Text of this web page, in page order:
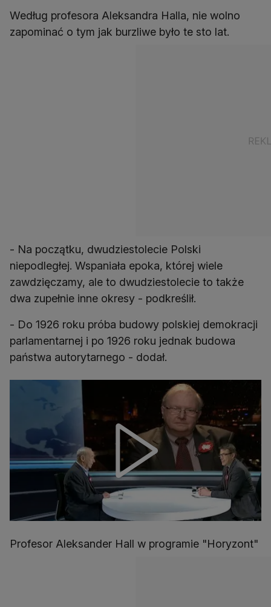
Według profesora Aleksandra Halla, nie wolno
zapominać o tym jak burzliwe było te sto lat.
- Na początku, dwudziestolecie Polski
niepodległej. Wspaniała epoka, której wiele
zawdzięczamy, ale to dwudziestolecie to także
dwa zupełnie inne okresy - podkreślił.
- Do 1926 roku próba budowy polskiej demokracji
parlamentarnej i po 1926 roku jednak budowa
państwa autorytarnego - dodał.
Profesor Aleksander Hall w programie "Horyzont"